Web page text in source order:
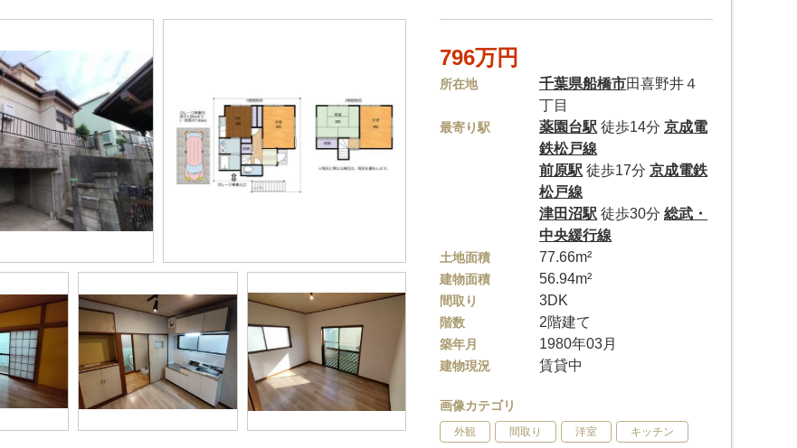
796万円
所在地 千葉県船橋市田喜野井４
丁目
最寄り駅 薬園台駅 徒歩14分京成電
鉄松戸線
前原駅 徒歩17分京成電鉄
松戸線
津田沼駅 徒歩30分総武・
中央緩行線
土地面積 77.66m²
建物面積 56.94m²
間取り 3DK
階数 2階建て
築年月 1980年03月
建物現況 賃貸中
画像カテゴリ
外観 間取り 洋室 キッチン